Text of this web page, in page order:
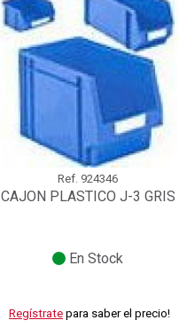
Ref. 924346
CAJON PLASTICO J-3 GRIS
En Stock
Regístrate para saber el precio!